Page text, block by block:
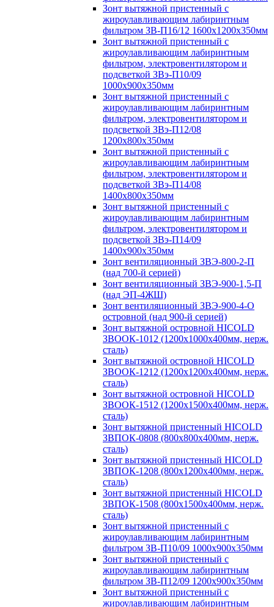
Зонт вытяжной пристенный с
жироулавливающим лабиринтным
фильтром ЗВ-П16/12 1600х1200х350мм
Зонт вытяжной пристенный с
жироулавливающим лабиринтным
фильтром, электровентилятором и
подсветкой ЗВэ-П10/09
1000х900х350мм
Зонт вытяжной пристенный с
жироулавливающим лабиринтным
фильтром, электровентилятором и
подсветкой ЗВэ-П12/08
1200х800х350мм
Зонт вытяжной пристенный с
жироулавливающим лабиринтным
фильтром, электровентилятором и
подсветкой ЗВэ-П14/08
1400х800х350мм
Зонт вытяжной пристенный с
жироулавливающим лабиринтным
фильтром, электровентилятором и
подсветкой ЗВэ-П14/09
1400х900х350мм
Зонт вентиляционный ЗВЭ-800-2-П
(над 700-й серией)
Зонт вентиляционный ЗВЭ-900-1,5-П
(над ЭП-4ЖШ)
Зонт вентиляционный ЗВЭ-900-4-О
островной (над 900-й серией)
Зонт вытяжной островной HICOLD
ЗВООК-1012 (1200х1000х400мм, нерж.
сталь)
Зонт вытяжной островной HICOLD
ЗВООК-1212 (1200x1200x400мм, нерж.
сталь)
Зонт вытяжной островной HICOLD
ЗВООК-1512 (1200х1500х400мм, нерж.
сталь)
Зонт вытяжной пристенный HICOLD
ЗВПОК-0808 (800х800х400мм, нерж.
сталь)
Зонт вытяжной пристенный HICOLD
ЗВПОК-1208 (800х1200х400мм, нерж.
сталь)
Зонт вытяжной пристенный HICOLD
ЗВПОК-1508 (800х1500х400мм, нерж.
сталь)
Зонт вытяжной пристенный с
жироулавливающим лабиринтным
фильтром ЗВ-П10/09 1000х900х350мм
Зонт вытяжной пристенный с
жироулавливающим лабиринтным
фильтром ЗВ-П12/09 1200х900х350мм
Зонт вытяжной пристенный с
жироулавливающим лабиринтным